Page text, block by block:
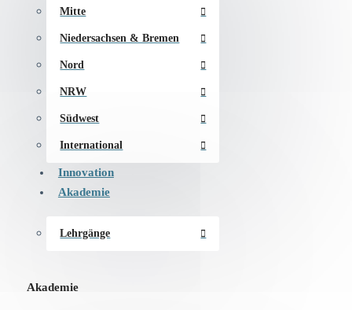
Mitte
Niedersachsen & Bremen
Nord
NRW
Südwest
International
Innovation
Akademie
Lehrgänge
Akademie